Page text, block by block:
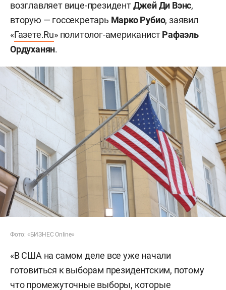
возглавляет вице-президентДжей Ди Вэнс,
вторую — госсекретарь Марко Рубио, заявил
«Газете.Ru» политолог-американистРафаэль
Ордуханян.
Фото: «БИЗНЕС Online»
«В США на самом деле все уже начали
готовиться к выборам президентским, потому
что промежуточные выборы, которые